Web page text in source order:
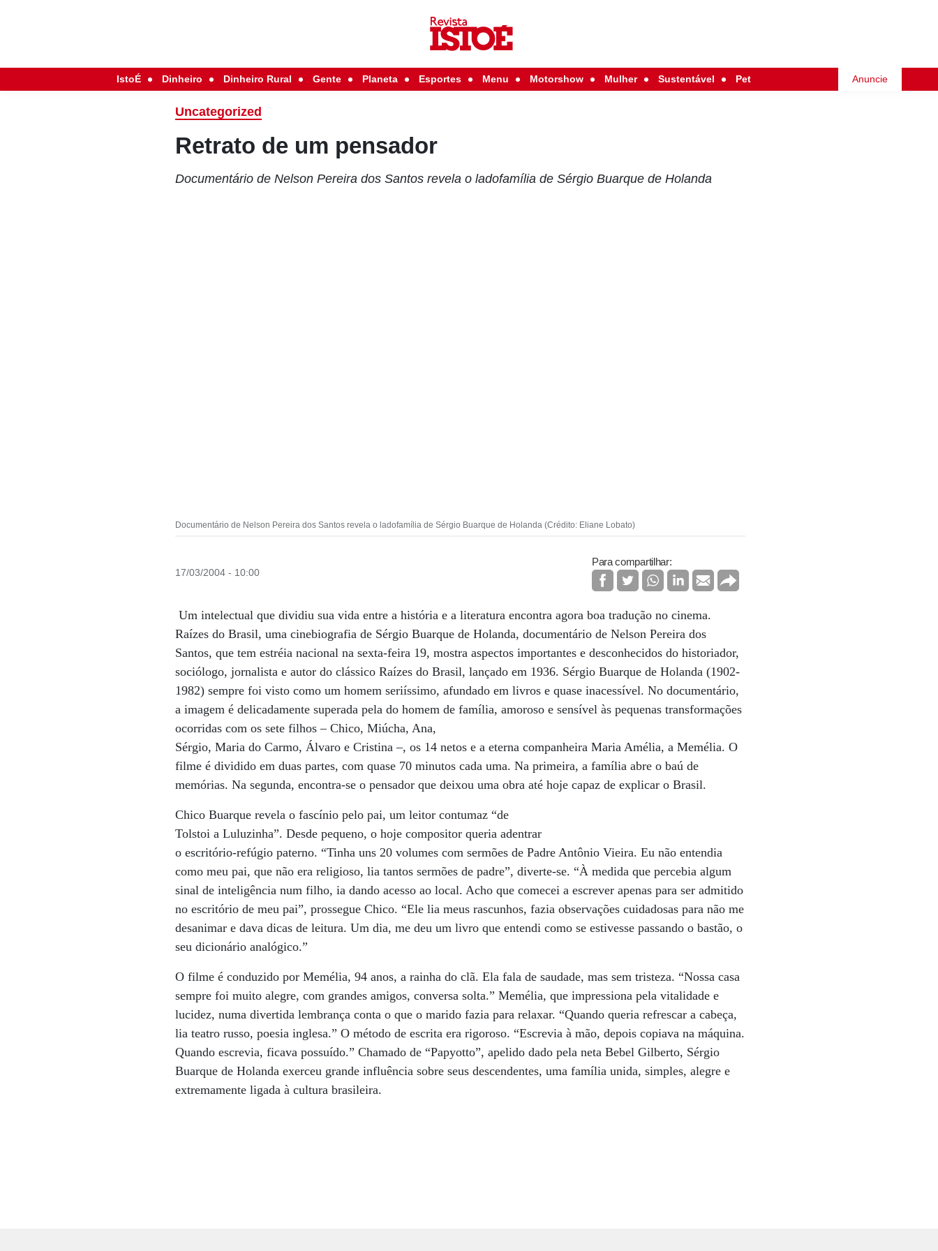
IstoÉ Dinheiro Dinheiro Rural Gente Planeta Esportes Menu Motorshow Mulher Sustentável Pet Anuncie
Uncategorized
Retrato de um pensador
Documentário de Nelson Pereira dos Santos revela o ladofamília de Sérgio Buarque de Holanda
Documentário de Nelson Pereira dos Santos revela o ladofamília de Sérgio Buarque de Holanda (Crédito: Eliane Lobato)
17/03/2004 - 10:00
Para compartilhar:
Um intelectual que dividiu sua vida entre a história e a literatura encontra agora boa tradução no cinema.
Raízes do Brasil, uma cinebiografia de Sérgio Buarque de Holanda, documentário de Nelson Pereira dos
Santos, que tem estréia nacional na sexta-feira 19, mostra aspectos importantes e desconhecidos do historiador,
sociólogo, jornalista e autor do clássico Raízes do Brasil, lançado em 1936. Sérgio Buarque de Holanda (1902-
1982) sempre foi visto como um homem seriíssimo, afundado em livros e quase inacessível. No documentário,
a imagem é delicadamente superada pela do homem de família, amoroso e sensível às pequenas transformações
ocorridas com os sete filhos – Chico, Miúcha, Ana,
Sérgio, Maria do Carmo, Álvaro e Cristina –, os 14 netos e a eterna companheira Maria Amélia, a Memélia. O
filme é dividido em duas partes, com quase 70 minutos cada uma. Na primeira, a família abre o baú de
memórias. Na segunda, encontra-se o pensador que deixou uma obra até hoje capaz de explicar o Brasil.
Chico Buarque revela o fascínio pelo pai, um leitor contumaz “de
Tolstoi a Luluzinha”. Desde pequeno, o hoje compositor queria adentrar
o escritório-refúgio paterno. “Tinha uns 20 volumes com sermões de Padre Antônio Vieira. Eu não entendia
como meu pai, que não era religioso, lia tantos sermões de padre”, diverte-se. “À medida que percebia algum
sinal de inteligência num filho, ia dando acesso ao local. Acho que comecei a escrever apenas para ser admitido
no escritório de meu pai”, prossegue Chico. “Ele lia meus rascunhos, fazia observações cuidadosas para não me
desanimar e dava dicas de leitura. Um dia, me deu um livro que entendi como se estivesse passando o bastão, o
seu dicionário analógico.”
O filme é conduzido por Memélia, 94 anos, a rainha do clã. Ela fala de saudade, mas sem tristeza. “Nossa casa
sempre foi muito alegre, com grandes amigos, conversa solta.” Memélia, que impressiona pela vitalidade e
lucidez, numa divertida lembrança conta o que o marido fazia para relaxar. “Quando queria refrescar a cabeça,
lia teatro russo, poesia inglesa.” O método de escrita era rigoroso. “Escrevia à mão, depois copiava na máquina.
Quando escrevia, ficava possuído.” Chamado de “Papyotto”, apelido dado pela neta Bebel Gilberto, Sérgio
Buarque de Holanda exerceu grande influência sobre seus descendentes, uma família unida, simples, alegre e
extremamente ligada à cultura brasileira.